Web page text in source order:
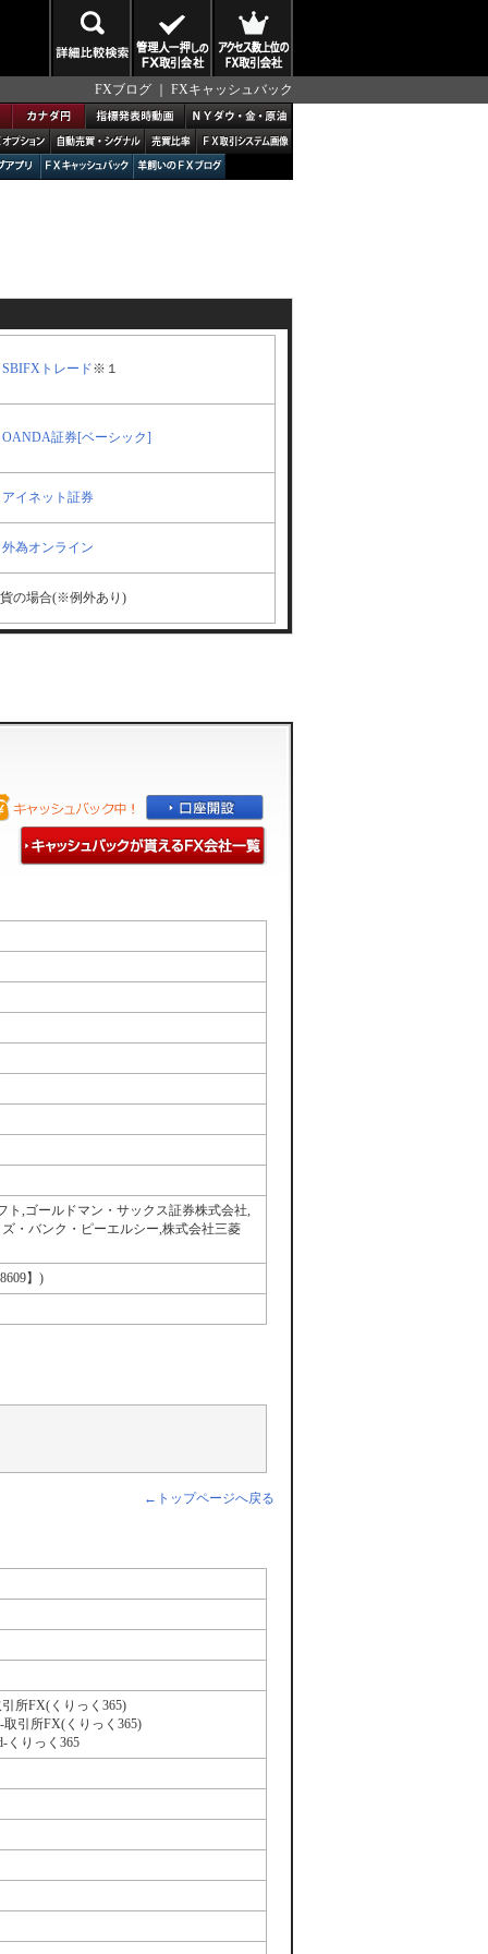
FXブログ｜ FXキャッシュバック
SBIFXトレード※１
OANDA証券[ベーシック]
アイネット証券
外為オンライン
の場合(※例外あり)
,ゴールドマン・サックス証券株式会社,
・バンク・ピーエルシー,株式会社三菱
】)
←トップページへ戻る
所FX(くりっく365)
引所FX(くりっく365)
くりっく365